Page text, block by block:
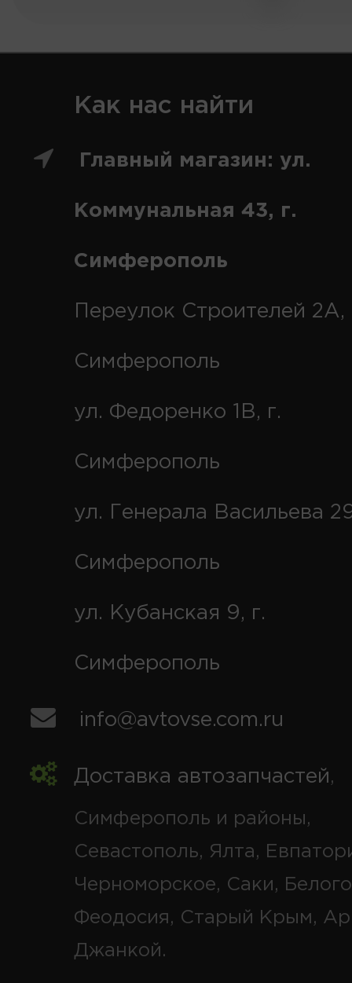
Как нас найти
Главный магазин: ул.
Коммунальная 43, г.
Симферополь
Переулок Строителей 2А,
Симферополь
ул. Федоренко 1В, г.
Симферополь
ул. Генерала Васильева
Симферополь
ул. Кубанская 9, г.
Симферополь
info@avtovse.com.ru
Доставка автозапчастей,
Симферополь и районы,
Севастополь, Ялта,
Черноморское, Саки,
Феодосия, Старый Крым,
Джанкой.